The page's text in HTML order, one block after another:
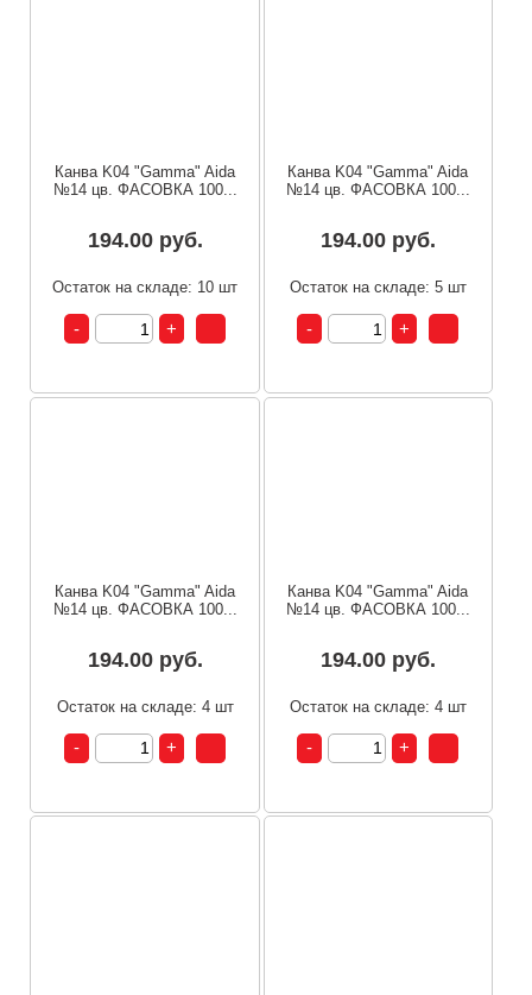
Канва K04 "Gamma" Aida
№14 цв. ФАСОВКА 100...
194.00 руб.
Остаток на складе: 10 шт
Канва K04 "Gamma" Aida
№14 цв. ФАСОВКА 100...
194.00 руб.
Остаток на складе: 5 шт
Канва K04 "Gamma" Aida
№14 цв. ФАСОВКА 100...
194.00 руб.
Остаток на складе: 4 шт
Канва K04 "Gamma" Aida
№14 цв. ФАСОВКА 100...
194.00 руб.
Остаток на складе: 4 шт